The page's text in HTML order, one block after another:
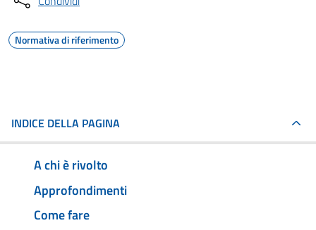
Normativa di riferimento
INDICE DELLA PAGINA
A chi è rivolto
Approfondimenti
Come fare